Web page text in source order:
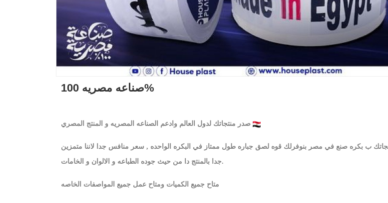
صناعه مصريه 100%
ب بكره صنع في مصر بنوفرلك قوه لصق جباره طول ممتاز في البكره الواحده , سعر منافس جدا لاننا متمزين
جدا بالمنتج دا من حيث جوده الطباعه و الالوان و الخامات.
متاح جميع الكميات ومتاح عمل جميع المواصفات الخاصه